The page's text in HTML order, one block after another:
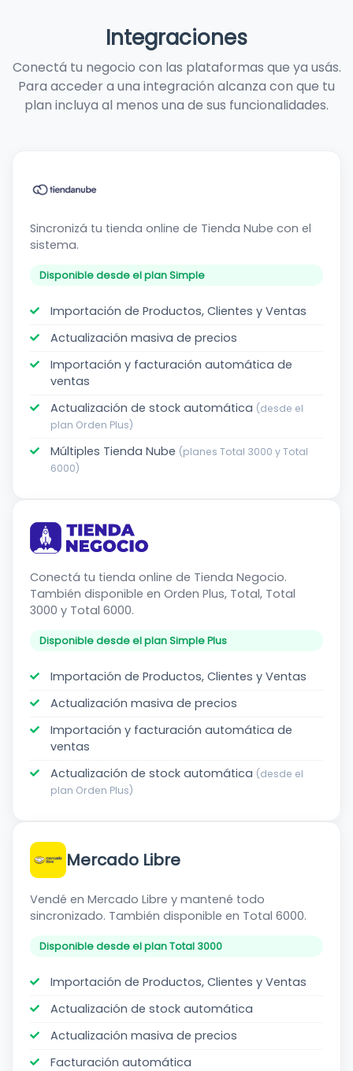
Integraciones
Conectá tu negocio con las plataformas que ya usás.
Para acceder a una integración alcanza con que tu
plan incluya al menos una de sus funcionalidades.
Tienda
Sincronizá tu tienda online de Tienda Nube con el
sistema.
Disponible desde el plan Simple
Importación de Productos, Clientes y Ventas
Actualización masiva de precios
Importación y facturación automática de
ventas
Actualización de stock automática (desde el
plan Orden Plus)
Múltiples Tienda Nube (planes Total 3000 y Total
6000)
Tienda
Conectá tu tienda online de Tienda Negocio.
También disponible en Orden Plus, Total, Total
3000 y Total 6000.
Disponible desde el plan Simple Plus
Importación de Productos, Clientes y Ventas
Actualización masiva de precios
Importación y facturación automática de
ventas
Actualización de stock automática (desde el
plan Orden Plus)
Mercado Libre
Vendé en Mercado Libre y mantené todo
sincronizado. También disponible en Total 6000.
Disponible desde el plan Total 3000
Importación de Productos, Clientes y Ventas
Actualización de stock automática
Actualización masiva de precios
Facturación automática